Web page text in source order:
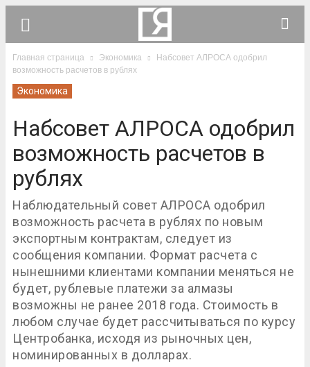
Главная страница Экономика
Набсовет АЛРОСА одобрил
возможность расчетов в рублях
Экономика
Набсовет АЛРОСА одобрил
возможность расчетов в
рублях
Наблюдательный совет АЛРОСА одобрил
возможность расчета в рублях по новым
экспортным контрактам, следует из
сообщения компании. Формат расчета с
нынешними клиентами компании меняться не
будет, рублевые платежи за алмазы
возможны не ранее 2018 года. Стоимость в
любом случае будет рассчитываться по курсу
Центробанка, исходя из рыночных цен,
номинированных в долларах.